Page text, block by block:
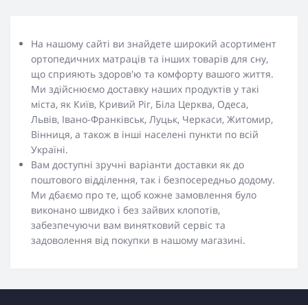
На нашому сайті ви знайдете широкий асортимент
ортопедичних матраців та інших товарів для сну,
що сприяють здоров'ю та комфорту вашого життя.
Ми здійснюємо доставку наших продуктів у такі
міста, як Київ, Кривий Ріг, Біла Церква, Одеса,
Львів, Івано-Франківськ, Луцьк, Черкаси, Житомир,
Вінниця, а також в інші населені пункти по всій
Україні.
Вам доступні зручні варіанти доставки як до
поштового відділення, так і безпосередньо додому.
Ми дбаємо про те, щоб кожне замовлення було
виконано швидко і без зайвих клопотів,
забезпечуючи вам винятковий сервіс та
задоволення від покупки в нашому магазині.